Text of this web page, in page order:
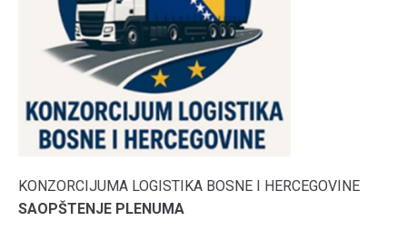
KONZORCIJUMA LOGISTIKA BOSNE I HERCEGOVINE
SAOPŠTENJE PLENUMA